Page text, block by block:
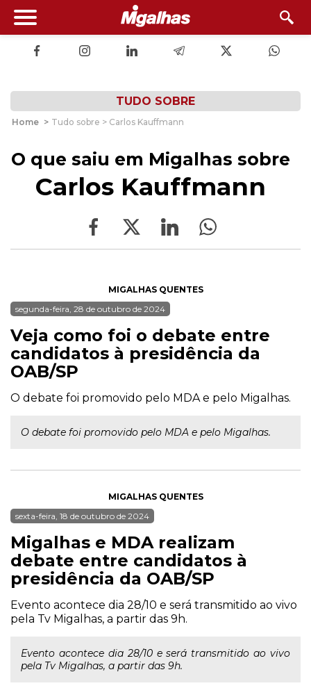
TUDO SOBRE
Home > Tudo sobre > Carlos Kauffmann
O que saiu em Migalhas sobre
Carlos Kauffmann
MIGALHAS QUENTES
segunda-feira, 28 de outubro de 2024
Veja como foi o debate entre
candidatos à presidência da
OAB/SP
O debate foi promovido pelo MDA e pelo Migalhas.
O debate foi promovido pelo MDA e pelo Migalhas.
MIGALHAS QUENTES
sexta-feira, 18 de outubro de 2024
Migalhas e MDA realizam
debate entre candidatos à
presidência da OAB/SP
Evento acontece dia 28/10 e será transmitido ao vivo
pela Tv Migalhas, a partir das 9h.
Evento acontece dia 28/10 e será transmitido ao vivo
pela Tv Migalhas, a partir das 9h.